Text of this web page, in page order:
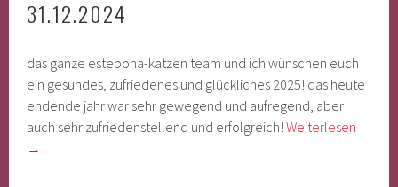
31.12.2024
das ganze estepona-katzen team und ich wünschen euch
ein gesundes, zufriedenes und glückliches 2025! das heute
endende jahr war sehr gewegend und aufregend, aber
auch sehr zufriedenstellend und erfolgreich!Weiterlesen
→